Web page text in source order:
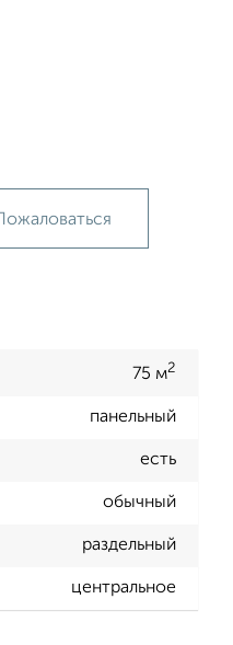
Пожаловаться
75 м2
панельный
есть
обычный
раздельный
центральное